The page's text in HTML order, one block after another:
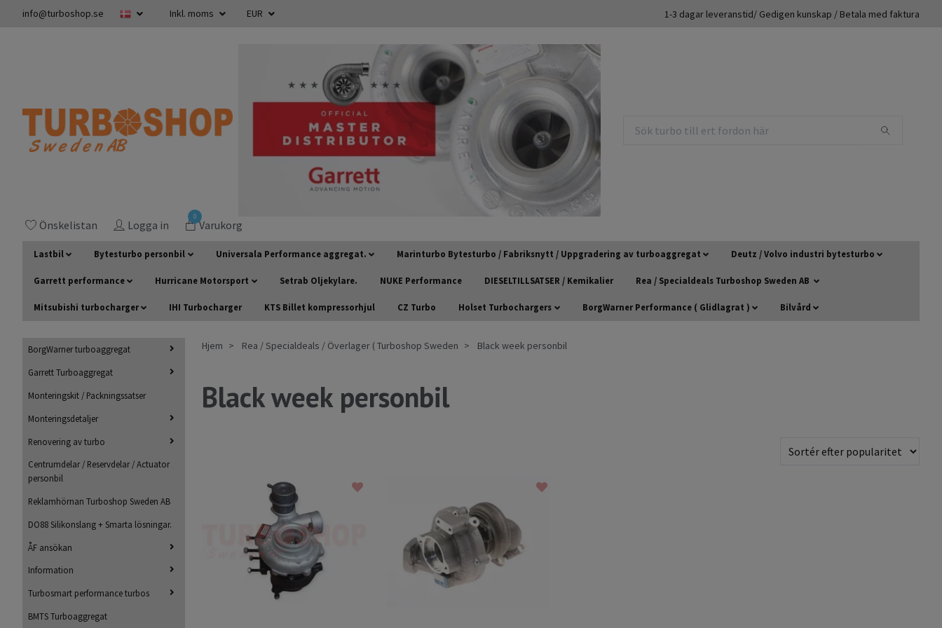
info@turboshop.se Inkl. moms EUR 1-3 dagar leveranstid/ Gedigen kunskap / Betala med faktura
Önskelistan Logga in
0
Varukorg
Lastbil Bytesturbo personbil Universala Performance aggregat. Marinturbo Bytesturbo / Fabriksnytt / Uppgradering av turboaggregat Deutz / Volvo industri bytesturbo
Garrett performance Hurricane Motorsport Setrab Oljekylare. NUKE Performance DIESELTILLSATSER / Kemikalier Rea / Specialdeals Turboshop Sweden AB
Mitsubishi turbocharger IHI Turbocharger KTS Billet kompressorhjul CZ Turbo Holset Turbochargers BorgWarner Performance ( Glidlagrat ) Bilvård
BorgWarner turboaggregat
Garrett Turboaggregat
Monteringskit / Packningssatser
Monteringsdetaljer
Renovering av turbo
Centrumdelar / Reservdelar / Actuator
personbil
Reklamhörnan Turboshop Sweden AB
DO88 Silikonslang + Smarta lösningar.
ÅF ansökan
Information
Turbosmart performance turbos
BMTS Turboaggregat
Hjem Rea / Specialdeals / Överlager ( Turboshop Sweden Black week personbil
Black week personbil